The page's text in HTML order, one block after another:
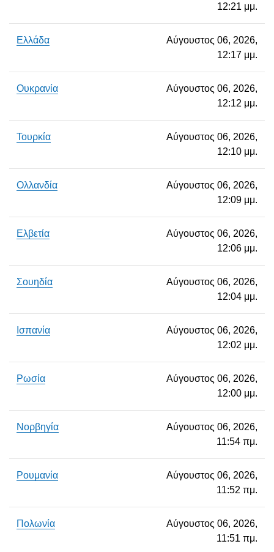
12:21 μμ.
Ελλάδα
Αύγουστος 06, 2026,
12:17 μμ.
Ουκρανία
Αύγουστος 06, 2026,
12:12 μμ.
Τουρκία
Αύγουστος 06, 2026,
12:10 μμ.
Ολλανδία
Αύγουστος 06, 2026,
12:09 μμ.
Ελβετία
Αύγουστος 06, 2026,
12:06 μμ.
Σουηδία
Αύγουστος 06, 2026,
12:04 μμ.
Ισπανία
Αύγουστος 06, 2026,
12:02 μμ.
Ρωσία
Αύγουστος 06, 2026,
12:00 μμ.
Νορβηγία
Αύγουστος 06, 2026,
11:54 πμ.
Ρουμανία
Αύγουστος 06, 2026,
11:52 πμ.
Πολωνία
Αύγουστος 06, 2026,
11:51 πμ.